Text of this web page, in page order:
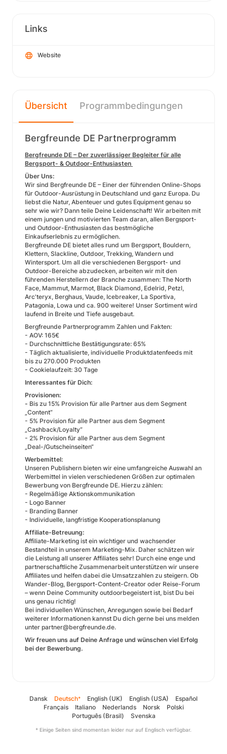
Links
Website
Übersicht Programmbedingungen
Bergfreunde DE Partnerprogramm
Bergfreunde DE – Der zuverlässiger Begleiter für alle
Bergsport- & Outdoor-Enthusiasten
Über Uns:
Wir sind Bergfreunde DE – Einer der führenden Online-Shops
für Outdoor-Ausrüstung in Deutschland und ganz Europa. Du
liebst die Natur, Abenteuer und gutes Equipment genau so
sehr wie wir? Dann teile Deine Leidenschaft! Wir arbeiten mit
einem jungen und motivierten Team daran, allen Bergsport-
und Outdoor-Enthusiasten das bestmögliche
Einkaufserlebnis zu ermöglichen.
Bergfreunde DE bietet alles rund um Bergsport, Bouldern,
Klettern, Slackline, Outdoor, Trekking, Wandern und
Wintersport. Um all die verschiedenen Bergsport- und
Outdoor-Bereiche abzudecken, arbeiten wir mit den
führenden Herstellern der Branche zusammen: The North
Face, Mammut, Marmot, Black Diamond, Edelrid, Petzl,
Arc'teryx, Berghaus, Vaude, Icebreaker, La Sportiva,
Patagonia, Lowa und ca. 900 weitere! Unser Sortiment wird
laufend in Breite und Tiefe ausgebaut.
Bergfreunde Partnerprogramm Zahlen und Fakten:
- AOV: 165€
- Durchschnittliche Bestätigungsrate: 65%
- Täglich aktualisierte, individuelle Produktdatenfeeds mit
bis zu 270.000 Produkten
- Cookielaufzeit: 30 Tage
Interessantes für Dich:
Provisionen:
- Bis zu 15% Provision für alle Partner aus dem Segment
„Content“
- 5% Provision für alle Partner aus dem Segment
„Cashback/Loyalty“
- 2% Provision für alle Partner aus dem Segment
„Deal-/Gutscheinseiten“
Werbemittel:
Unseren Publishern bieten wir eine umfangreiche Auswahl an
Werbemittel in vielen verschiedenen Größen zur optimalen
Bewerbung von Bergfreunde DE. Hierzu zählen:
- Regelmäßige Aktionskommunikation
- Logo Banner
- Branding Banner
- Individuelle, langfristige Kooperationsplanung
Affiliate-Betreuung:
Affiliate-Marketing ist ein wichtiger und wachsender
Bestandteil in unserem Marketing-Mix. Daher schätzen wir
die Leistung all unserer Affiliates sehr! Durch eine enge und
partnerschaftliche Zusammenarbeit unterstützen wir unsere
Affiliates und helfen dabei die Umsatzzahlen zu steigern. Ob
Wander-Blog, Bergsport-Content-Creator oder Reise-Forum
– wenn Deine Community outdoorbegeistert ist, bist Du bei
uns genau richtig!
Bei individuellen Wünschen, Anregungen sowie bei Bedarf
weiterer Informationen kannst Du dich gerne bei uns melden
unter partner@bergfreunde.de.
Wir freuen uns auf Deine Anfrage und wünschen viel Erfolg
bei der Bewerbung.
Dansk Deutsch* English (UK) English (USA)
Español
Français
Italiano Nederlands Norsk
Polski
Português (Brasil)
Svenska
* Einige Seiten sind momentan leider nur auf Englisch verfügbar.